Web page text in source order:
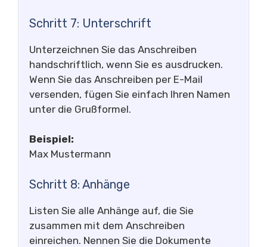
Schritt 7: Unterschrift
Unterzeichnen Sie das Anschreiben
handschriftlich, wenn Sie es ausdrucken.
Wenn Sie das Anschreiben per E-Mail
versenden, fügen Sie einfach Ihren Namen
unter die Grußformel.
Beispiel:
Max Mustermann
Schritt 8: Anhänge
Listen Sie alle Anhänge auf, die Sie
zusammen mit dem Anschreiben
einreichen. Nennen Sie die Dokumente